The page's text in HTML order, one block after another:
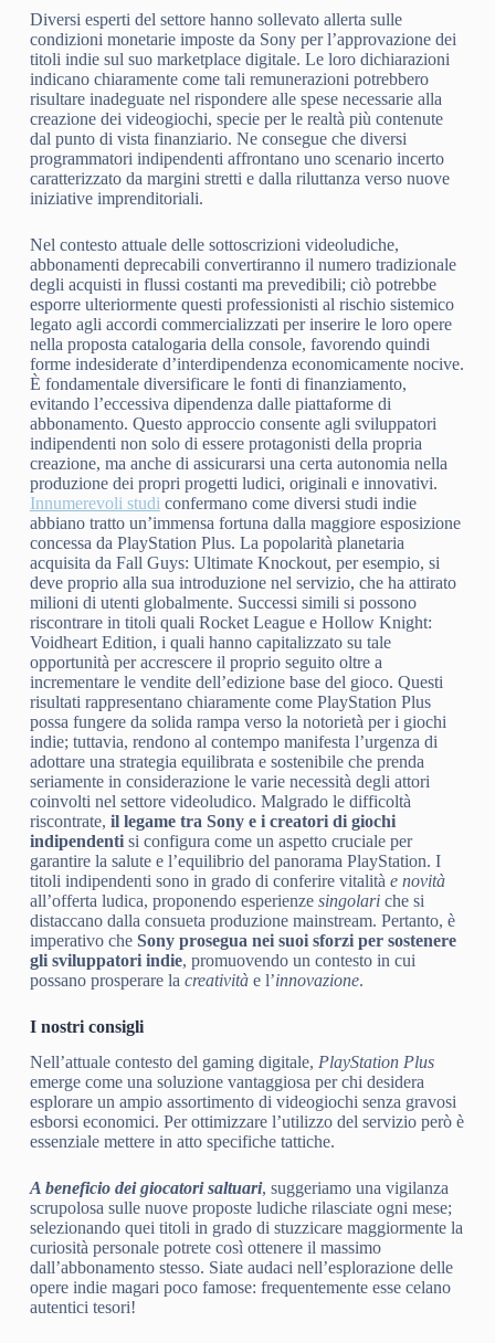
Diversi esperti del settore hanno sollevato allerta sulle
condizioni monetarie imposte da Sony per l’approvazione dei
titoli indie sul suo marketplace digitale. Le loro dichiarazioni
indicano chiaramente come tali remunerazioni potrebbero
risultare inadeguate nel rispondere alle spese necessarie alla
creazione dei videogiochi, specie per le realtà più contenute
dal punto di vista finanziario. Ne consegue che diversi
programmatori indipendenti affrontano uno scenario incerto
caratterizzato da margini stretti e dalla riluttanza verso nuove
iniziative imprenditoriali.
Nel contesto attuale delle sottoscrizioni videoludiche,
abbonamenti deprecabili convertiranno il numero tradizionale
degli acquisti in flussi costanti ma prevedibili; ciò potrebbe
esporre ulteriormente questi professionisti al rischio sistemico
legato agli accordi commercializzati per inserire le loro opere
nella proposta catalogaria della console, favorendo quindi
forme indesiderate d’interdipendenza economicamente nocive.
È fondamentale diversificare le fonti di finanziamento,
evitando l’eccessiva dipendenza dalle piattaforme di
abbonamento. Questo approccio consente agli sviluppatori
indipendenti non solo di essere protagonisti della propria
creazione, ma anche di assicurarsi una certa autonomia nella
produzione dei propri progetti ludici, originali e innovativi.
Innumerevoli studi confermano come diversi studi indie
abbiano tratto un’immensa fortuna dalla maggiore esposizione
concessa da PlayStation Plus. La popolarità planetaria
acquisita da Fall Guys: Ultimate Knockout, per esempio, si
deve proprio alla sua introduzione nel servizio, che ha attirato
milioni di utenti globalmente. Successi simili si possono
riscontrare in titoli quali Rocket League e Hollow Knight:
Voidheart Edition, i quali hanno capitalizzato su tale
opportunità per accrescere il proprio seguito oltre a
incrementare le vendite dell’edizione base del gioco. Questi
risultati rappresentano chiaramente come PlayStation Plus
possa fungere da solida rampa verso la notorietà per i giochi
indie; tuttavia, rendono al contempo manifesta l’urgenza di
adottare una strategia equilibrata e sostenibile che prenda
seriamente in considerazione le varie necessità degli attori
coinvolti nel settore videoludico. Malgrado le difficoltà
riscontrate, il legame tra Sony e i creatori di giochi
indipendentisi configura come un aspetto cruciale per
garantire la salute e l’equilibrio del panorama PlayStation. I
titoli indipendenti sono in grado di conferire vitalità e novità
all’offerta ludica, proponendo esperienze singolariche si
distaccano dalla consueta produzione mainstream. Pertanto, è
imperativo che Sony prosegua nei suoi sforzi per sostenere
gli sviluppatori indie, promuovendo un contesto in cui
possano prosperare la creativitàe l’innovazione.
I nostri consigli
Nell’attuale contesto del gaming digitale, PlayStation Plus
emerge come una soluzione vantaggiosa per chi desidera
esplorare un ampio assortimento di videogiochi senza gravosi
esborsi economici. Per ottimizzare l’utilizzo del servizio però è
essenziale mettere in atto specifiche tattiche.
A beneficio dei giocatori saltuari, suggeriamo una vigilanza
scrupolosa sulle nuove proposte ludiche rilasciate ogni mese;
selezionando quei titoli in grado di stuzzicare maggiormente la
curiosità personale potrete così ottenere il massimo
dall’abbonamento stesso. Siate audaci nell’esplorazione delle
opere indie magari poco famose: frequentemente esse celano
autentici tesori!